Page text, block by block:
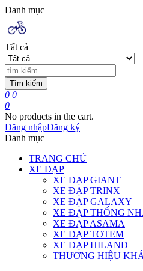
Danh mục
Tất cả
Tìm kiếm
0 0
0
No products in the cart.
Đăng nhậpĐăng ký
Danh mục
TRANG CHỦ
XE ĐẠP
XE ĐẠP GIANT
XE ĐẠP TRINX
XE ĐẠP GALAXY
XE ĐẠP THỐNG
XE ĐẠP ASAMA
XE ĐẠP TOTEM
XE ĐẠP HILAND
THƯƠNG HIỆU